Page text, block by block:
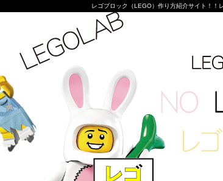
レゴブロック（LEGO）作り方紹介サイト！！